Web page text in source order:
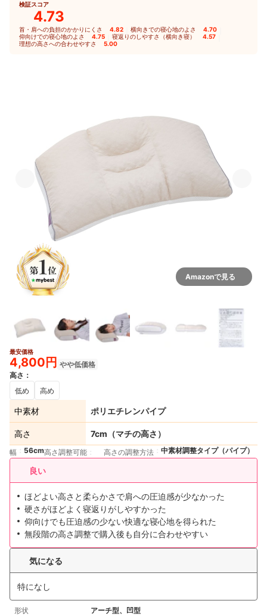
検証スコア
4.73
首・肩への負担のかかりにくさ 4.82 横向きでの寝心地のよさ 4.70
仰向けでの寝心地のよさ 4.75 寝返りのしやすさ（横向き寝） 4.57
理想の高さへの合わせやすさ 5.00
Amazonで見る
最安価格
4,800円 やや低価格
高さ ：
低め
高め
中素材 ポリエチレンパイプ
高さ 7cm（マチの高さ）
幅 56cm高さ調整可能 高さの調整方法 中素材調整タイプ（パイプ）
良い
ほどよい高さと柔らかさで肩への圧迫感が少なかった
硬さがほどよく寝返りがしやすかった
仰向けでも圧迫感の少ない快適な寝心地を得られた
無段階の高さ調整で購入後も自分に合わせやすい
気になる
特になし
形状 アーチ型、凹型